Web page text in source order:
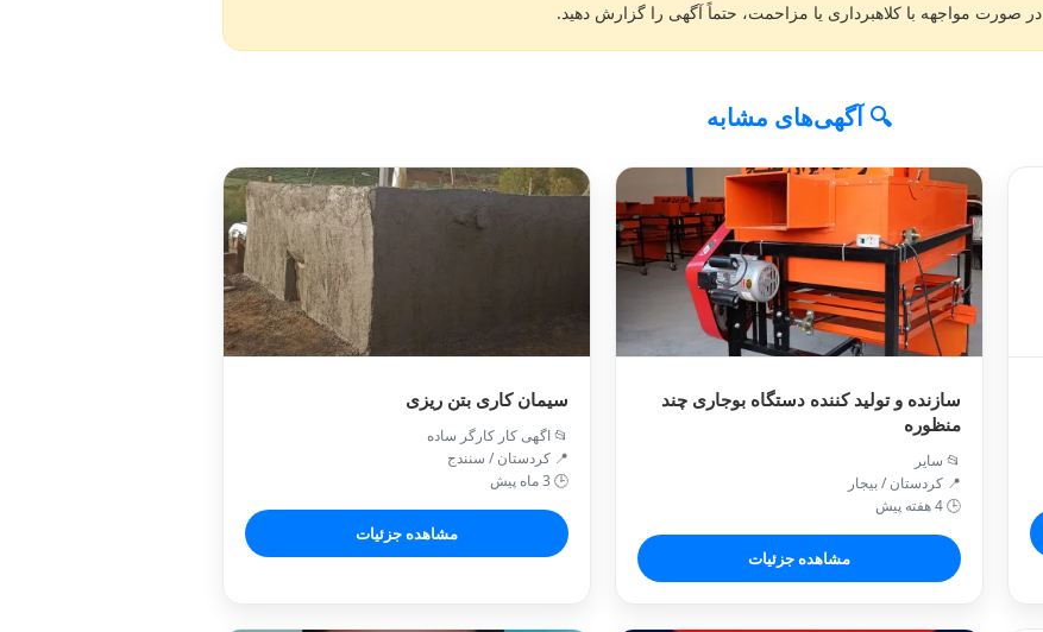
در صورت مواجهه با کلاهبرداری یا مزاحمت، حتماً آگهی را گزارش دهید.
🔍 آگهی‌های مشابه
سازنده و تولید کننده دستگاه بوجاری چند
منظوره
📂 سایر
📍 کردستان / بيجار
🕒 4 هفته پیش
مشاهده جزئیات
سیمان کاری بتن ریزی
📂 اگهی کار کارگر ساده
📍 کردستان / سنندج
🕒 3 ماه پیش
مشاهده جزئیات